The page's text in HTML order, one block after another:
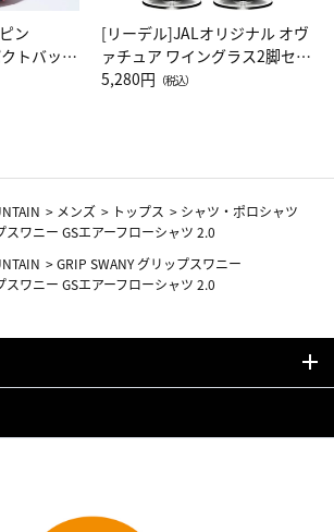
ン
トバッグ
LC）ス
[リーデル]JALオリジナル オヴ
ァチュア ワイングラス2脚セッ
ト（レッドワイン）
5,280円 （税込）
> メンズ > トップス > シャツ・ポロシャツ
スワニー GSエアーフローシャツ 2.0
>GRIP SWANY グリップスワニー
スワニー GSエアーフローシャツ 2.0